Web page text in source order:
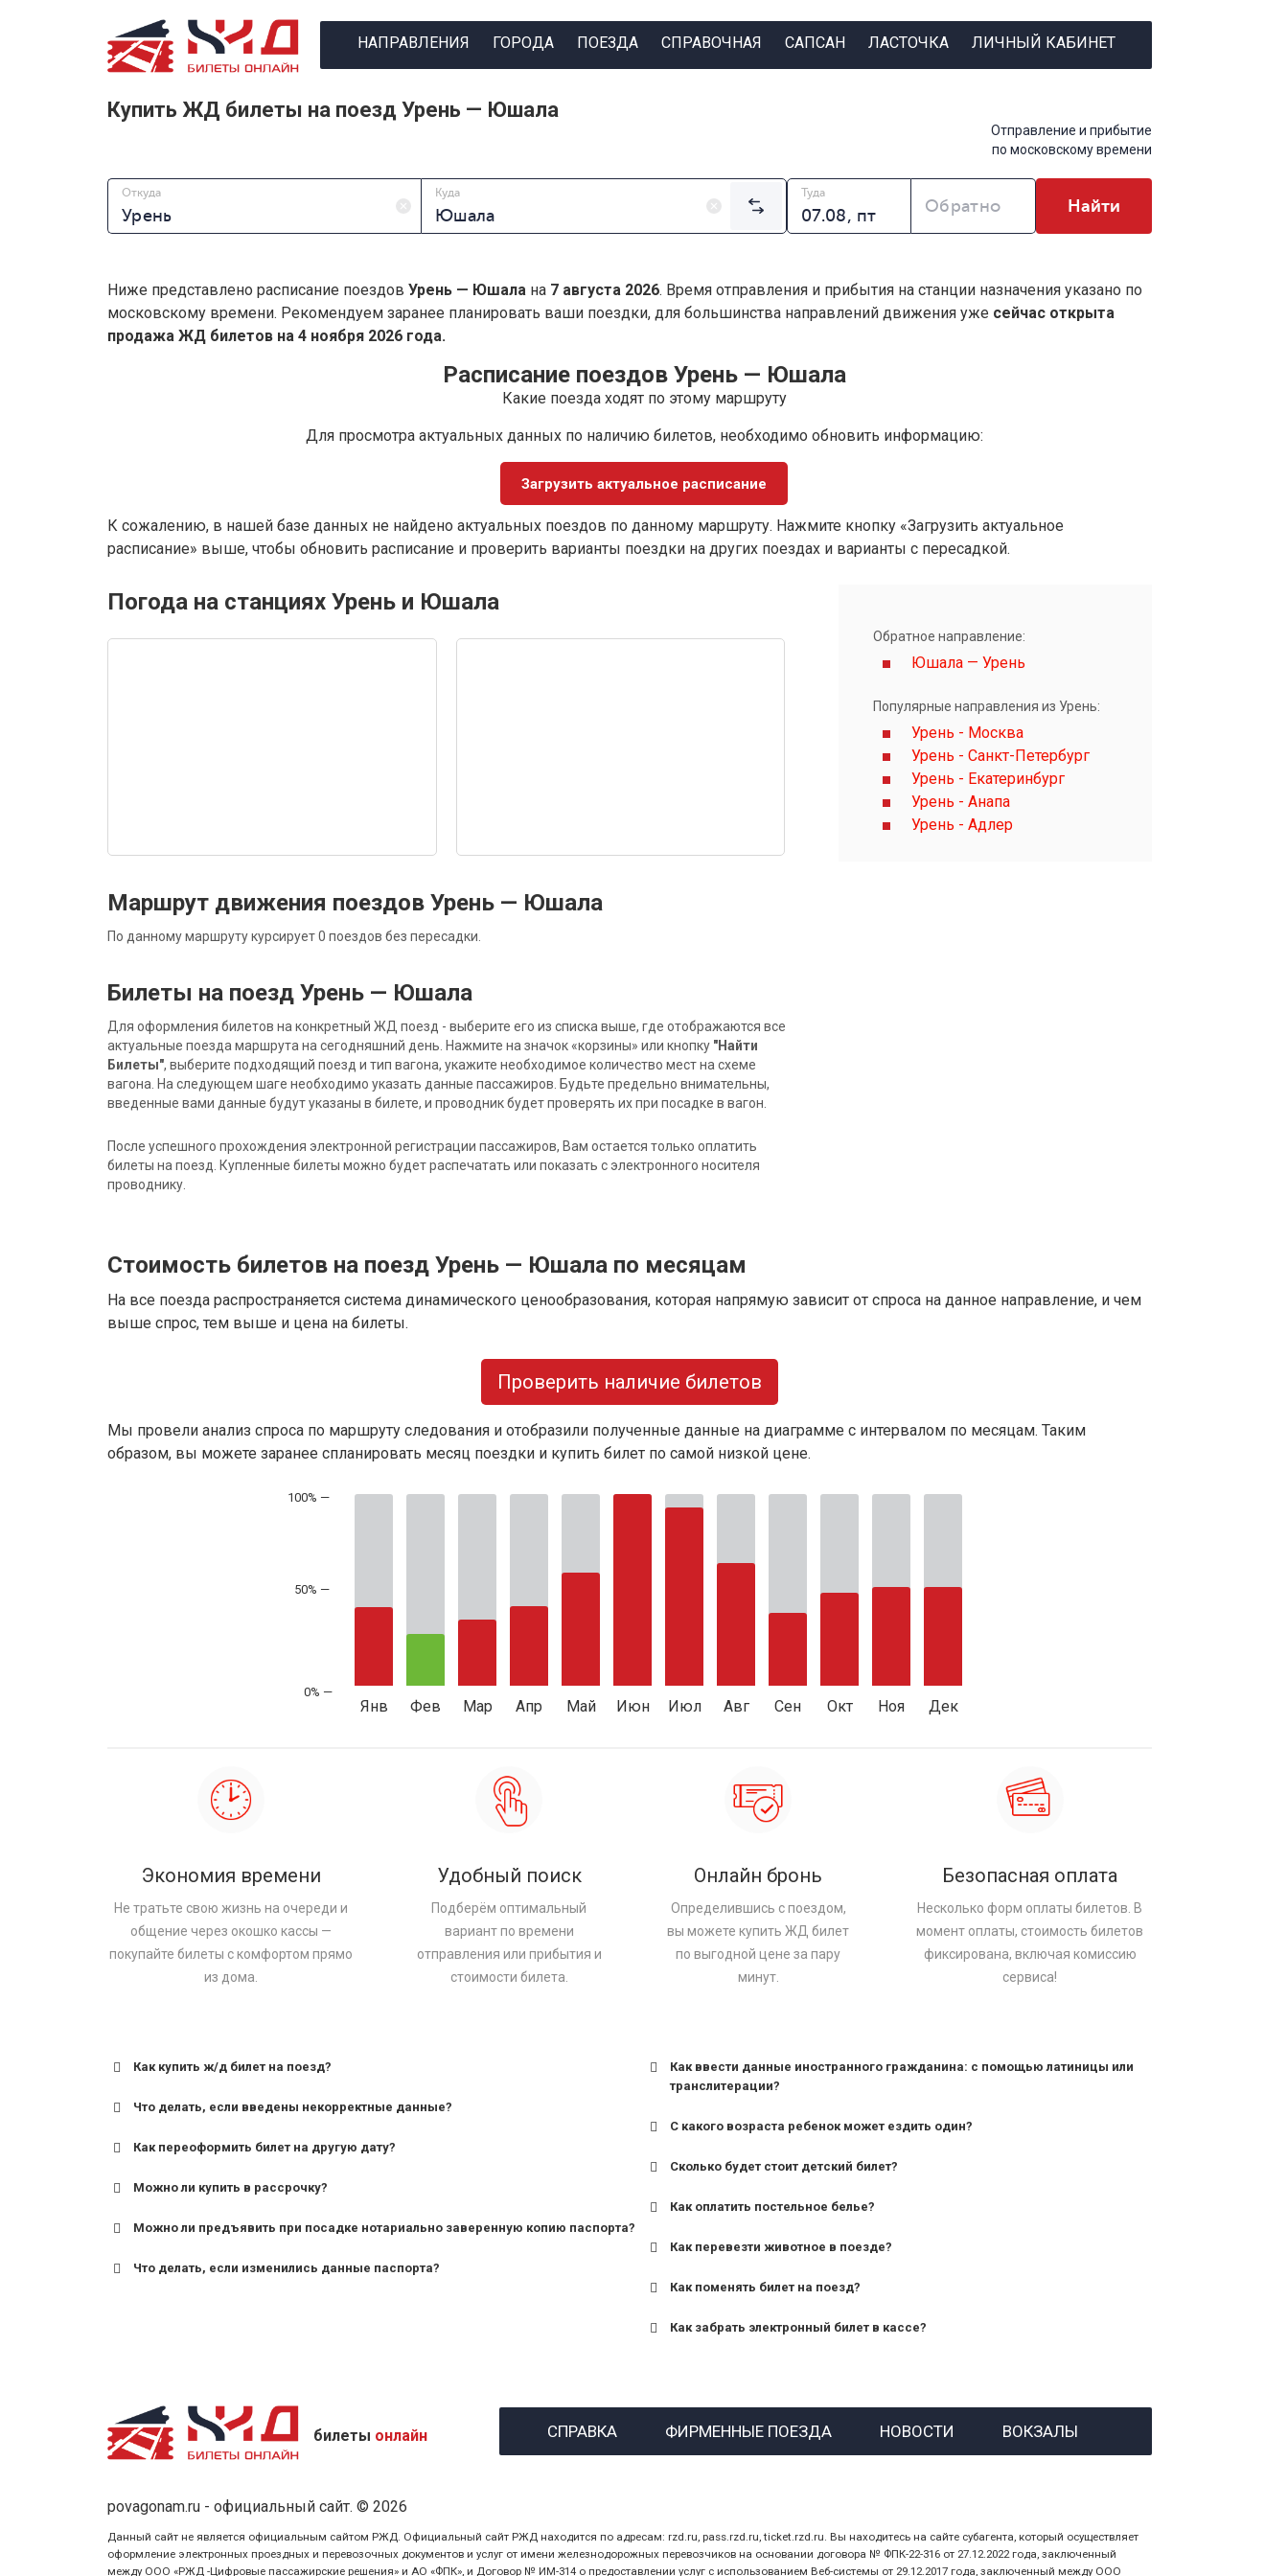
НАПРАВЛЕНИЯ ГОРОДА ПОЕЗДА СПРАВОЧНАЯ САПСАН ЛАСТОЧКА ЛИЧНЫЙ КАБИНЕТ
Купить ЖД билеты на поезд Урень — Юшала
Отправление и прибытие
по московскому времени
Откуда Куда Туда
Обратно Найти
Ниже представлено расписание поездов Урень — Юшала на 7 августа 2026. Время отправления и прибытия на станции назначения указано по
московскому времени. Рекомендуем заранее планировать ваши поездки, для большинства направлений движения уже сейчас открыта
продажа ЖД билетов на 4 ноября 2026 года.
Расписание поездов Урень — Юшала
Какие поезда ходят по этому маршруту
Для просмотра актуальных данных по наличию билетов, необходимо обновить информацию:
Загрузить актуальное расписание
К сожалению, в нашей базе данных не найдено актуальных поездов по данному маршруту. Нажмите кнопку «Загрузить актуальное
расписание» выше, чтобы обновить расписание и проверить варианты поездки на других поездах и варианты с пересадкой.
Погода на станциях Урень и Юшала
Маршрут движения поездов Урень — Юшала
По данному маршруту курсирует 0 поездов без пересадки.
Билеты на поезд Урень — Юшала
Для оформления билетов на конкретный ЖД поезд - выберите его из списка выше, где отображаются все
актуальные поезда маршрута на сегодняшний день. Нажмите на значок «корзины» или кнопку "Найти
Билеты", выберите подходящий поезд и тип вагона, укажите необходимое количество мест на схеме
вагона. На следующем шаге необходимо указать данные пассажиров. Будьте предельно внимательны,
введенные вами данные будут указаны в билете, и проводник будет проверять их при посадке в вагон.
После успешного прохождения электронной регистрации пассажиров, Вам остается только оплатить
билеты на поезд. Купленные билеты можно будет распечатать или показать с электронного носителя
проводнику.
Обратное направление:
Юшала — Урень
Популярные направления из Урень:
Урень - Москва
Урень - Санкт-Петербург
Урень - Екатеринбург
Урень - Анапа
Урень - Адлер
Стоимость билетов на поезд Урень — Юшала по месяцам
На все поезда распространяется система динамического ценообразования, которая напрямую зависит от спроса на данное направление, и чем
выше спрос, тем выше и цена на билеты.
Проверить наличие билетов
Мы провели анализ спроса по маршруту следования и отобразили полученные данные на диаграмме с интервалом по месяцам. Таким
образом, вы можете заранее спланировать месяц поездки и купить билет по самой низкой цене.
50% —
Янв Фев Мар Апр Май Июн Июл Авг Сен Окт Ноя Дек
Экономия времени
Не тратьте свою жизнь на очереди и
общение через окошко кассы —
покупайте билеты с комфортом прямо
из дома.
Удобный поиск
Подберём оптимальный
вариант по времени
отправления или прибытия и
стоимости билета.
Онлайн бронь
Определившись с поездом,
вы можете купить ЖД билет
по выгодной цене за пару
минут.
Безопасная оплата
Несколько форм оплаты билетов. В
момент оплаты, стоимость билетов
фиксирована, включая комиссию
сервиса!
Как купить ж/д билет на поезд?
Что делать, если введены некорректные данные?
Как переоформить билет на другую дату?
Можно ли купить в рассрочку?
Можно ли предъявить при посадке нотариально заверенную копию паспорта?
Что делать, если изменились данные паспорта?
Как ввести данные иностранного гражданина: с помощью латиницы или
транслитерации?
С какого возраста ребенок может ездить один?
для поездов дальнего следования — от 10 лет и старше;
Сколько будет стоит детский билет?
Как оплатить постельное белье?
Как перевезти животное в поезде?
Как поменять билет на поезд?
Как забрать электронный билет в кассе?
назвав кассиру 14-значный номер заказа;
билеты онлайн СПРАВКА ФИРМЕННЫЕ ПОЕЗДА НОВОСТИ ВОКЗАЛЫ
povagonam.ru - официальный сайт. © 2026
Данный сайт не является официальным сайтом РЖД. Официальный сайт РЖД находится по адресам: rzd.ru, pass.rzd.ru, ticket.rzd.ru. Вы находитесь на сайте субагента, который осуществляет
оформление электронных проездных и перевозочных документов и услуг от имени железнодорожных перевозчиков на основании договора № ФПК-22-316 от 27.12.2022 года, заключенный
между ООО «РЖД -Цифровые пассажирские решения» и АО «ФПК», и Договор № ИМ-314 о предоставлении услуг с использованием Веб-системы от 29.12.2017 года, заключенный между ООО